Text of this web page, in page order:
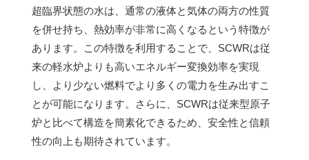
超臨界状態の水は、通常の液体と気体の両方の性質
を併せ持ち、熱効率が非常に高くなるという特徴が
あります。この特徴を利用することで、SCWRは従
来の軽水炉よりも高いエネルギー変換効率を実現
し、より少ない燃料でより多くの電力を生み出すこ
とが可能になります。さらに、SCWRは従来型原子
炉と比べて構造を簡素化できるため、安全性と信頼
性の向上も期待されています。